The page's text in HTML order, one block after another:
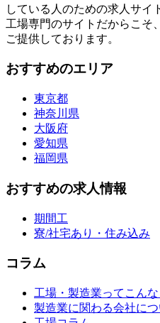
している人のための求人サイ
工場専門のサイトだからこそ
ご提供しております。
おすすめのエリア
東京都
神奈川県
大阪府
愛知県
福岡県
おすすめの求人情報
期間工
寮/社宅あり・住み込み
コラム
工場・製造業ってこん
製造業に関わる会社につ